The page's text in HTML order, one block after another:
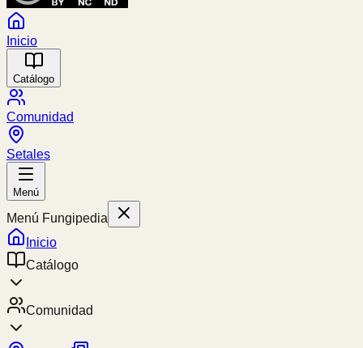
Inicio
Catálogo
Comunidad
Setales
Menú
Menú Fungipedia
Inicio
Catálogo
Comunidad